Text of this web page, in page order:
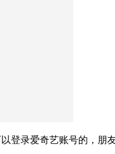
登录爱奇艺账号的，朋